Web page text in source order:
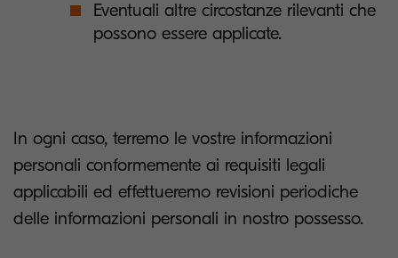
Eventuali altre circostanze rilevanti che
possono essere applicate.
In ogni caso, terremo le vostre informazioni
personali conformemente ai requisiti legali
applicabili ed effettueremo revisioni periodiche
delle informazioni personali in nostro possesso.